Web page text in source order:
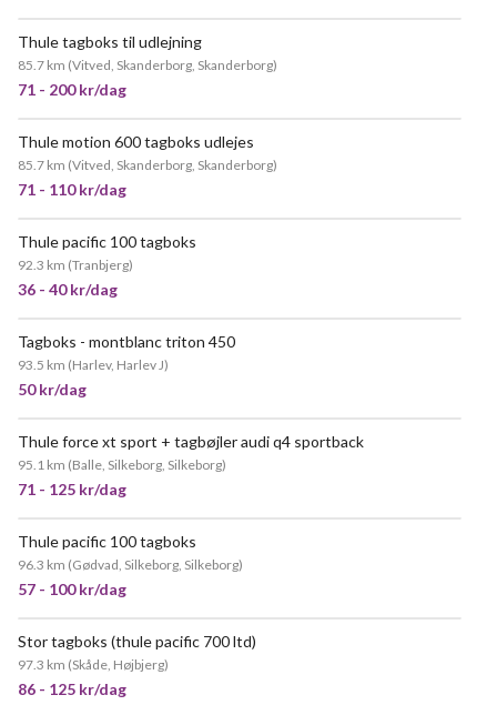
Thule tagboks til udlejning
85.7 km (Vitved, Skanderborg, Skanderborg)
71 - 200 kr/dag
Thule motion 600 tagboks udlejes
85.7 km (Vitved, Skanderborg, Skanderborg)
71 - 110 kr/dag
Thule pacific 100 tagboks
92.3 km (Tranbjerg)
36 - 40 kr/dag
Tagboks - montblanc triton 450
93.5 km (Harlev, Harlev J)
50 kr/dag
POPULÆR
Thule force xt sport + tagbøjler audi q4 sportback
95.1 km (Balle, Silkeborg, Silkeborg)
71 - 125 kr/dag
Thule pacific 100 tagboks
96.3 km (Gødvad, Silkeborg, Silkeborg)
57 - 100 kr/dag
Stor tagboks (thule pacific 700 ltd)
97.3 km (Skåde, Højbjerg)
86 - 125 kr/dag